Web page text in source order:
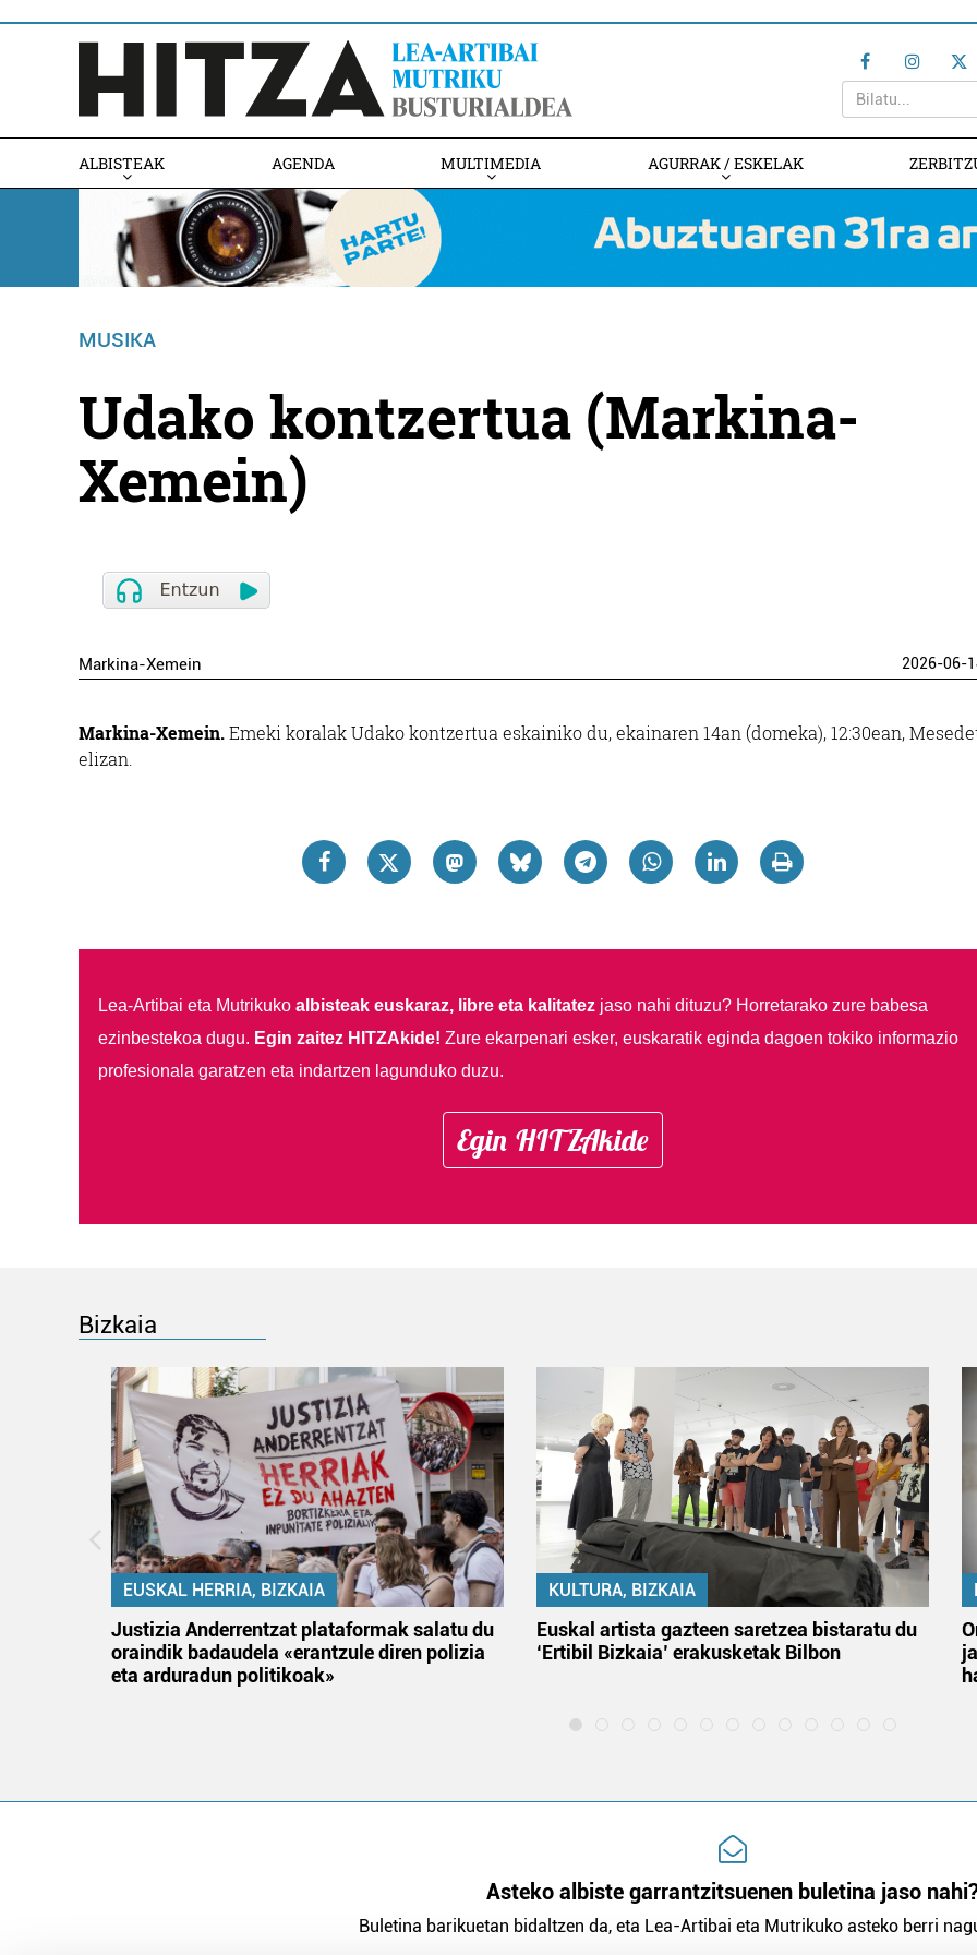
ALBISTEAK AGENDA MULTIMEDIA AGURRAK / ESKELAK
MUSIKA
Udako kontzertua (Markina-
Xemein)
Markina-Xemein 2026-06-
Markina-Xemein.Emeki koralak Udako kontzertua eskainiko du, ekainaren 14an (domeka), 12:30ean,
elizan.
Lea-Artibai eta Mutrikuko albisteak euskaraz, libre eta kalitatezjaso nahi dituzu? Horretarako zure babesa
ezinbestekoa dugu. Egin zaitez HITZAkide! Zure ekarpenari esker, euskaratik eginda dagoen tokiko informazio
profesionala garatzen eta indartzen lagunduko duzu.
Egin HITZAkide
Bizkaia
EUSKAL HERRIA, BIZKAIA
Justizia Anderrentzat plataformak salatu du
oraindik badaudela «erantzule diren polizia
eta arduradun politikoak»
KULTURA, BIZKAIA
Euskal artista gazteen saretzea bistaratu du
‘Ertibil Bizkaia’ erakusketak Bilbon
Asteko albiste garrantzitsuenen buletina jaso
Buletina barikuetan bidaltzen da, eta Lea-Artibai eta Mutrikuko asteko berri